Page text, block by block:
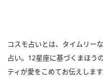
コスモ占いとは、タイムリー
占い。12星座に基づくまほう
ティが愛をこめてお伝えします